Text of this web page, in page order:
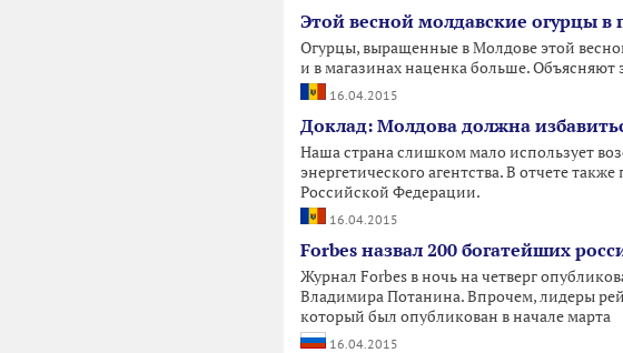
Этой весной молдавские огурцы
Огурцы, выращенные в Молдове этой
и в магазинах наценка больше.
16.04.2015
Доклад: Молдова должна
Наша страна слишком мало использует
энергетического агентства. В отчете
Российской Федерации.
16.04.2015
Forbes назвал 200 богатейших
Журнал Forbes в ночь на четверг
Владимира Потанина. Впрочем, лидеры
который был опубликован в начале марта
16.04.2015